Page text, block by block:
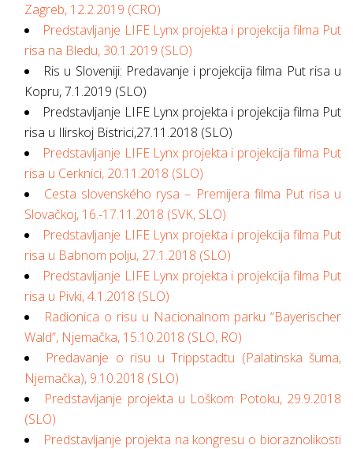
Zagreb, 12.2.2019 (CRO)
Predstavljanje LIFE Lynx projekta i projekcija filma Put
risa na Bledu, 30.1.2019 (SLO)
Ris u Sloveniji: Predavanje i projekcija filma Put risa u
Kopru, 7.1.2019 (SLO)
Predstavljanje LIFE Lynx projekta i projekcija filma Put
risa u Ilirskoj Bistrici,27.11.2018 (SLO)
Predstavljanje LIFE Lynx projekta i projekcija filma Put
risa u Cerknici, 20.11.2018 (SLO)
Cesta slovenského rysa – Premijera filma Put risa u
Slovačkoj, 16.-17.11.2018 (SVK, SLO)
Predstavljanje LIFE Lynx projekta i projekcija filma Put
risa u Babnom polju, 27.1.2018 (SLO)
Predstavljanje LIFE Lynx projekta i projekcija filma Put
risa u Pivki, 4.1.2018 (SLO)
Radionica o risu u Nacionalnom parku “Bayerischer
Wald”, Njemačka, 15.10.2018 (SLO, RO)
Predavanje o risu u Trippstadtu (Palatinska šuma,
Njemačka), 9.10.2018 (SLO)
Predstavljanje projekta u Loškom Potoku, 29.9.2018
(SLO)
Predstavljanje projekta na kongresu o bioraznolikosti